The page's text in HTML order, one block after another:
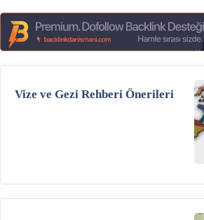
Vize ve Gezi Rehberi Önerileri